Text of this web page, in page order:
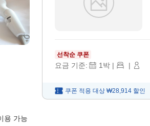
용 가능
선착순 쿠폰
요금 기준: 1 박 | |
쿠폰 적용 대상 ₩28,914 할인